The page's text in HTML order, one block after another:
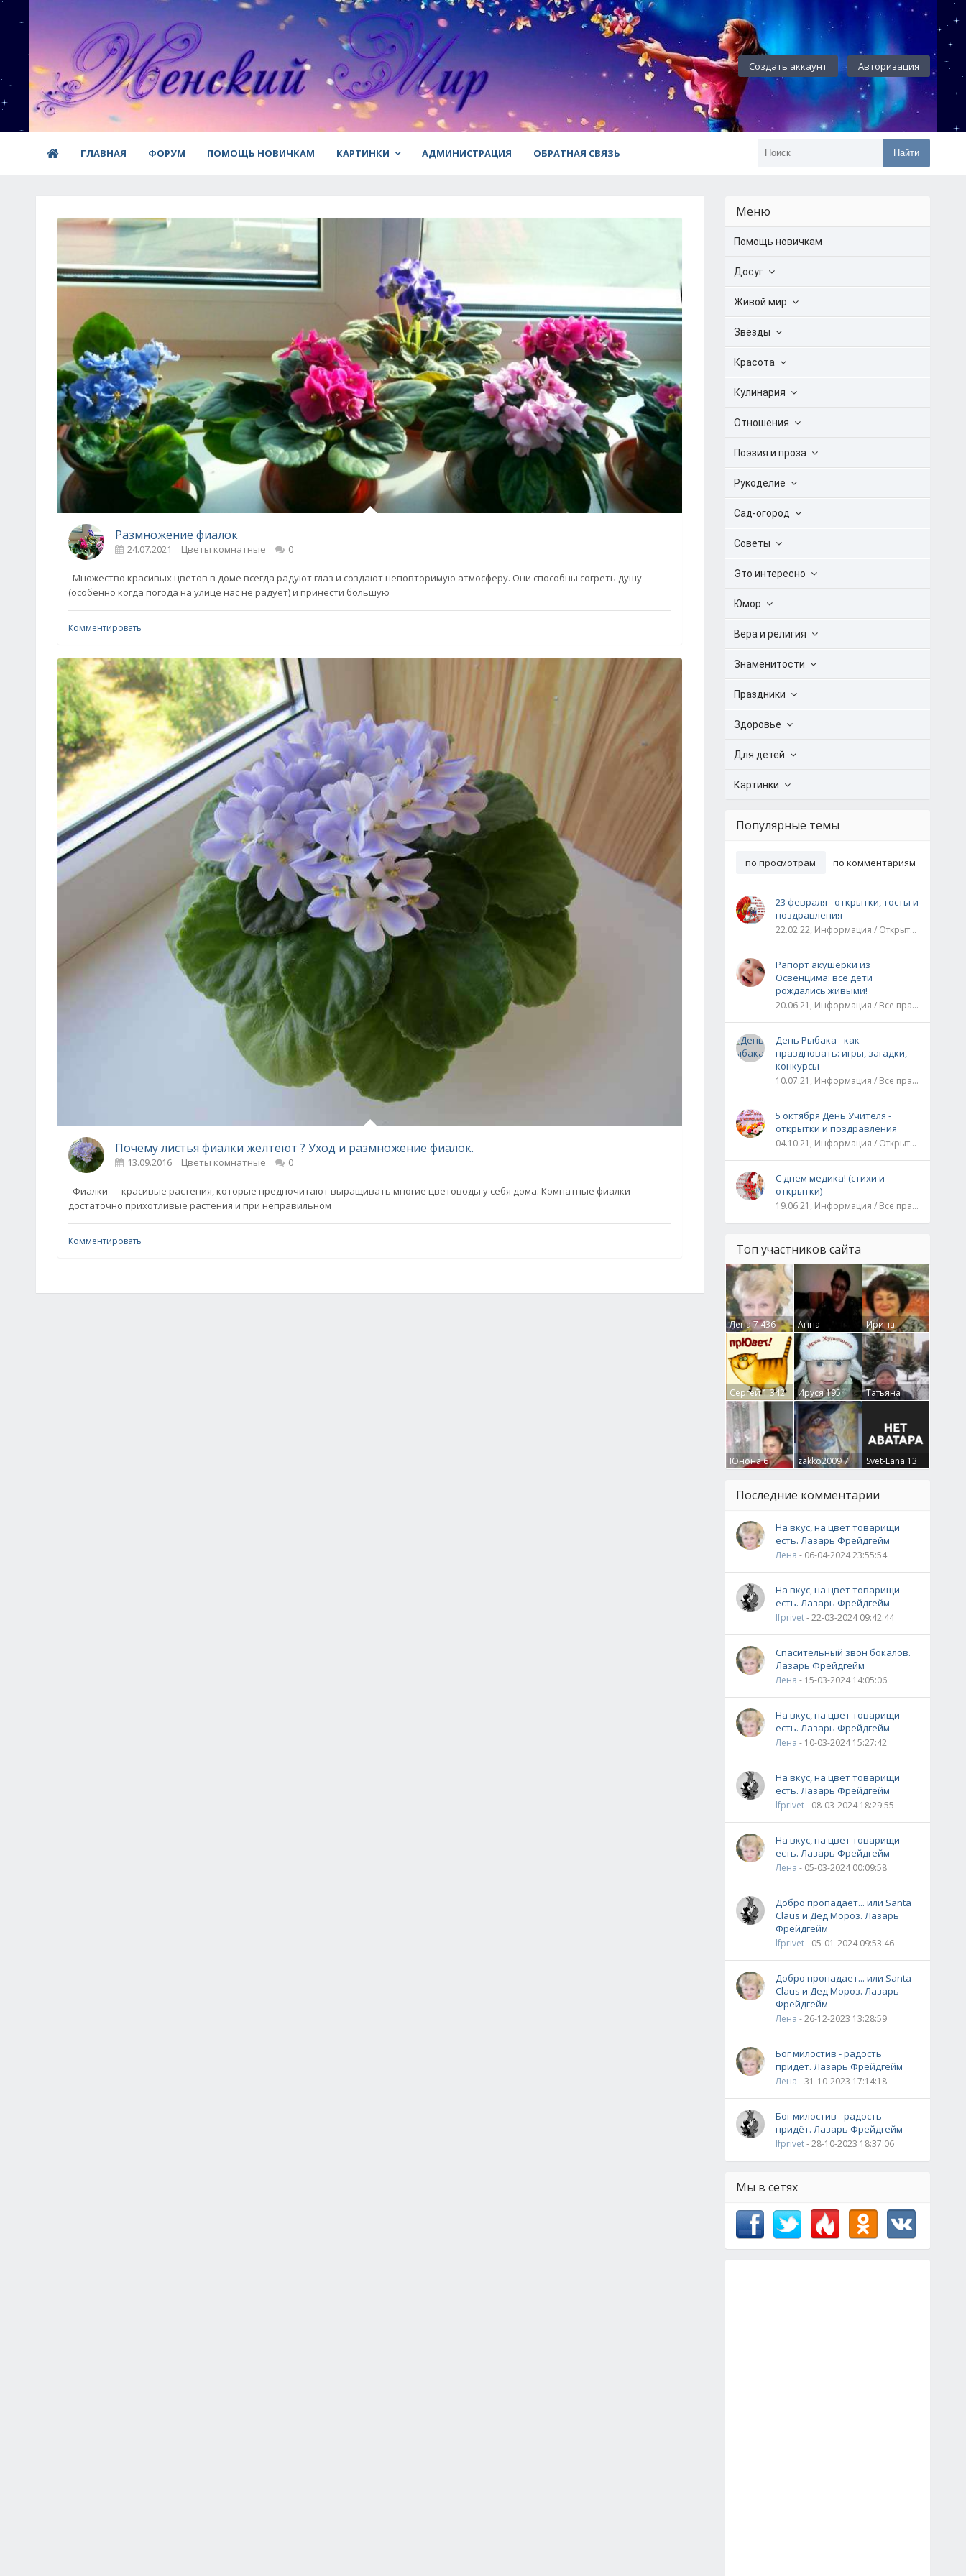
Создать аккаунт Авторизация
ГЛАВНАЯ ФОРУМ ПОМОЩЬ НОВИЧКАМ КАРТИНКИ АДМИНИСТРАЦИЯ ОБРАТНАЯ СВЯЗЬ Найти
Размножение фиалок
24.07.2021 Цветы комнатные 0
Множество красивых цветов в доме всегда радуют глаз и создают неповторимую атмосферу. Они способны согреть душу
(особенно когда погода на улице нас не радует) и принести большую
Комментировать
Почему листья фиалки желтеют ? Уход и размножение фиалок.
13.09.2016 Цветы комнатные 0
Фиалки — красивые растения, которые предпочитают выращивать многие цветоводы у себя дома. Комнатные фиалки —
достаточно прихотливые растения и при неправильном
Комментировать
Меню
Помощь новичкам
Досуг
Живой мир
Звёзды
Красота
Кулинария
Отношения
Поэзия и проза
Рукоделие
Сад-огород
Советы
Это интересно
Юмор
Вера и религия
Знаменитости
Праздники
Здоровье
Для детей
Картинки
Популярные темы
по просмотрам по комментариям
23 февраля - открытки, тосты и
поздравления
22.02.22, Информация / Открытки / Все праздники
Рапорт акушерки из
Освенцима: все дети
рождались живыми!
20.06.21, Информация / Все праздники / Рассказы и истории
День Рыбака - как
праздновать: игры, загадки,
конкурсы
10.07.21, Информация / Все праздники
5 октября День Учителя -
открытки и поздравления
04.10.21, Информация / Открытки / Все праздники
С днем медика! (стихи и
открытки)
19.06.21, Информация / Все праздники
Топ участников сайта
Лена7 436
Анна
Гумлевая0
Ирина
Бруцкая41
Сергей1 342 Ируся195
Татьяна
Крючкова0
Юнона6 zakko20097 Svet-Lana 13
Последние комментарии
На вкус, на цвет товарищи
есть. Лазарь Фрейдгейм
Лена - 06-04-2024 23:55:54
На вкус, на цвет товарищи
есть. Лазарь Фрейдгейм
lfprivet- 22-03-2024 09:42:44
Спасительный звон бокалов.
Лазарь Фрейдгейм
Лена - 15-03-2024 14:05:06
На вкус, на цвет товарищи
есть. Лазарь Фрейдгейм
Лена - 10-03-2024 15:27:42
На вкус, на цвет товарищи
есть. Лазарь Фрейдгейм
lfprivet- 08-03-2024 18:29:55
На вкус, на цвет товарищи
есть. Лазарь Фрейдгейм
Лена - 05-03-2024 00:09:58
Добро пропадает... или Santa
Claus и Дед Мороз. Лазарь
Фрейдгейм
lfprivet- 05-01-2024 09:53:46
Добро пропадает... или Santa
Claus и Дед Мороз. Лазарь
Фрейдгейм
Лена - 26-12-2023 13:28:59
Бог милостив - радость
придёт. Лазарь Фрейдгейм
Лена - 31-10-2023 17:14:18
Бог милостив - радость
придёт. Лазарь Фрейдгейм
lfprivet- 28-10-2023 18:37:06
Мы в сетях